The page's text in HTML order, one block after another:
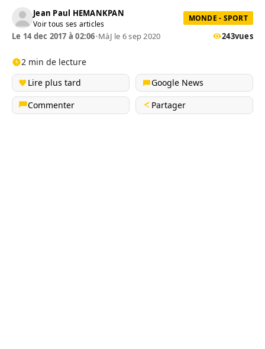
Jean Paul HEMANKPAN
Voir tous ses articles
MONDE - SPORT
Le 14 dec 2017 à 02:06•MàJ le 6 sep 2020 243vues
2 min de lecture
Lire plus tard
Google News
Commenter
Partager